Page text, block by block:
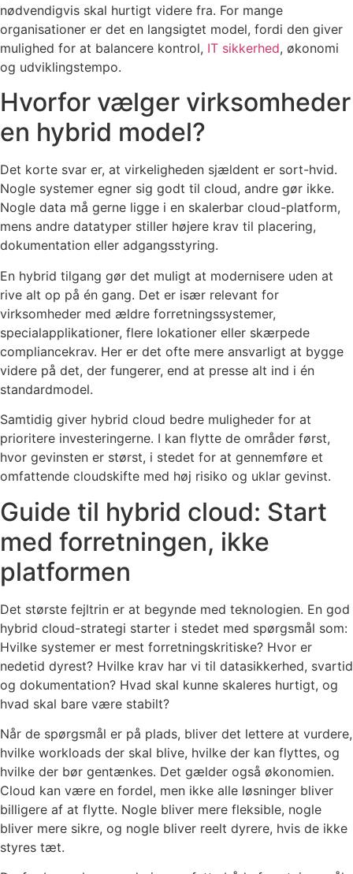
nødvendigvis skal hurtigt videre fra. For mange
organisationer er det en langsigtet model, fordi den giver
mulighed for at balancere kontrol, IT sikkerhed, økonomi
og udviklingstempo.
Hvorfor vælger virksomheder
en hybrid model?
Det korte svar er, at virkeligheden sjældent er sort-hvid.
Nogle systemer egner sig godt til cloud, andre gør ikke.
Nogle data må gerne ligge i en skalerbar cloud-platform,
mens andre datatyper stiller højere krav til placering,
dokumentation eller adgangsstyring.
En hybrid tilgang gør det muligt at modernisere uden at
rive alt op på én gang. Det er især relevant for
virksomheder med ældre forretningssystemer,
specialapplikationer, flere lokationer eller skærpede
compliancekrav. Her er det ofte mere ansvarligt at bygge
videre på det, der fungerer, end at presse alt ind i én
standardmodel.
Samtidig giver hybrid cloud bedre muligheder for at
prioritere investeringerne. I kan flytte de områder først,
hvor gevinsten er størst, i stedet for at gennemføre et
omfattende cloudskifte med høj risiko og uklar gevinst.
Guide til hybrid cloud: Start
med forretningen, ikke
platformen
Det største fejltrin er at begynde med teknologien. En god
hybrid cloud-strategi starter i stedet med spørgsmål som:
Hvilke systemer er mest forretningskritiske? Hvor er
nedetid dyrest? Hvilke krav har vi til datasikkerhed, svartid
og dokumentation? Hvad skal kunne skaleres hurtigt, og
hvad skal bare være stabilt?
Når de spørgsmål er på plads, bliver det lettere at vurdere,
hvilke workloads der skal blive, hvilke der kan flyttes, og
hvilke der bør gentænkes. Det gælder også økonomien.
Cloud kan være en fordel, men ikke alle løsninger bliver
billigere af at flytte. Nogle bliver mere fleksible, nogle
bliver mere sikre, og nogle bliver reelt dyrere, hvis de ikke
styres tæt.